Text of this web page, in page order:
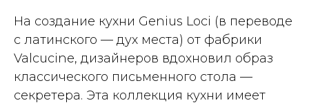
На создание кухни Genius Loci (в переводе
с латинского — дух места) от фабрики
Valcucine, дизайнеров вдохновил образ
классического письменного стола —
секретера. Эта коллекция кухни имеет